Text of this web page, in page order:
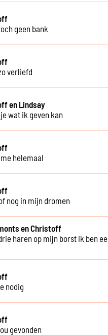
geen bank
verliefd
en Lindsay
wat ik geven kan
helemaal
nog in mijn dromen
en Christoff
haren op mijn borst ik ben
nodig
gevonden